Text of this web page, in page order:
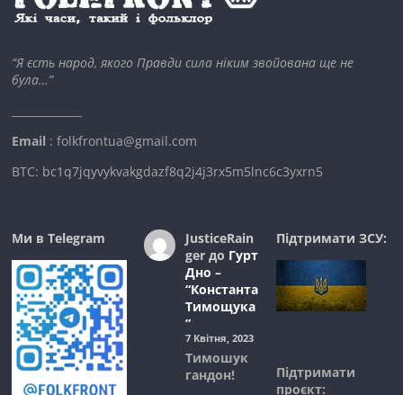
“Я єсть народ, якого Правди сила ніким звойована ще не
була…”
Email : folkfrontua@gmail.com
BTC: bc1q7jqyvykvakgdazf8q2j4j3rx5m5lnc6c3yxrn5
Ми в Telegram
JusticeRain
gerдо Гурт
Дно –
“Константа
Тимощука
”
7 Квітня, 2023
Тимошук
гандон!
Підтримати ЗСУ:
Підтримати
проєкт: